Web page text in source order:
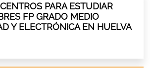
PARA ESTUDIAR
FP GRADO MEDIO
Y ELECTRÓNICA EN HUELVA